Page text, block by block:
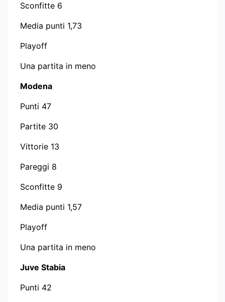
Sconfitte 6
Media punti 1,73
Playoff
Una partita in meno
Modena
Punti 47
Partite 30
Vittorie 13
Pareggi 8
Sconfitte 9
Media punti 1,57
Playoff
Una partita in meno
Juve Stabia
Punti 42